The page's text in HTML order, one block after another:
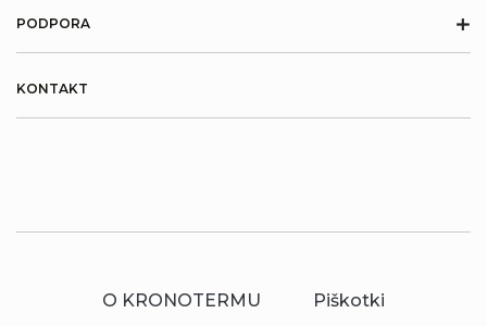
PODPORA +
KONTAKT
O KRONOTERMU
Piškotki